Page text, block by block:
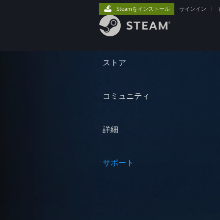
ストア
コミュニティ
詳細
サポート
Steamをインストール サインイン